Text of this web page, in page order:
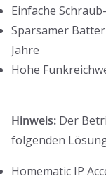
Einfache
Sparsamer
Jahre
Hohe
Hinweis: Der
folgenden
Homematic IP